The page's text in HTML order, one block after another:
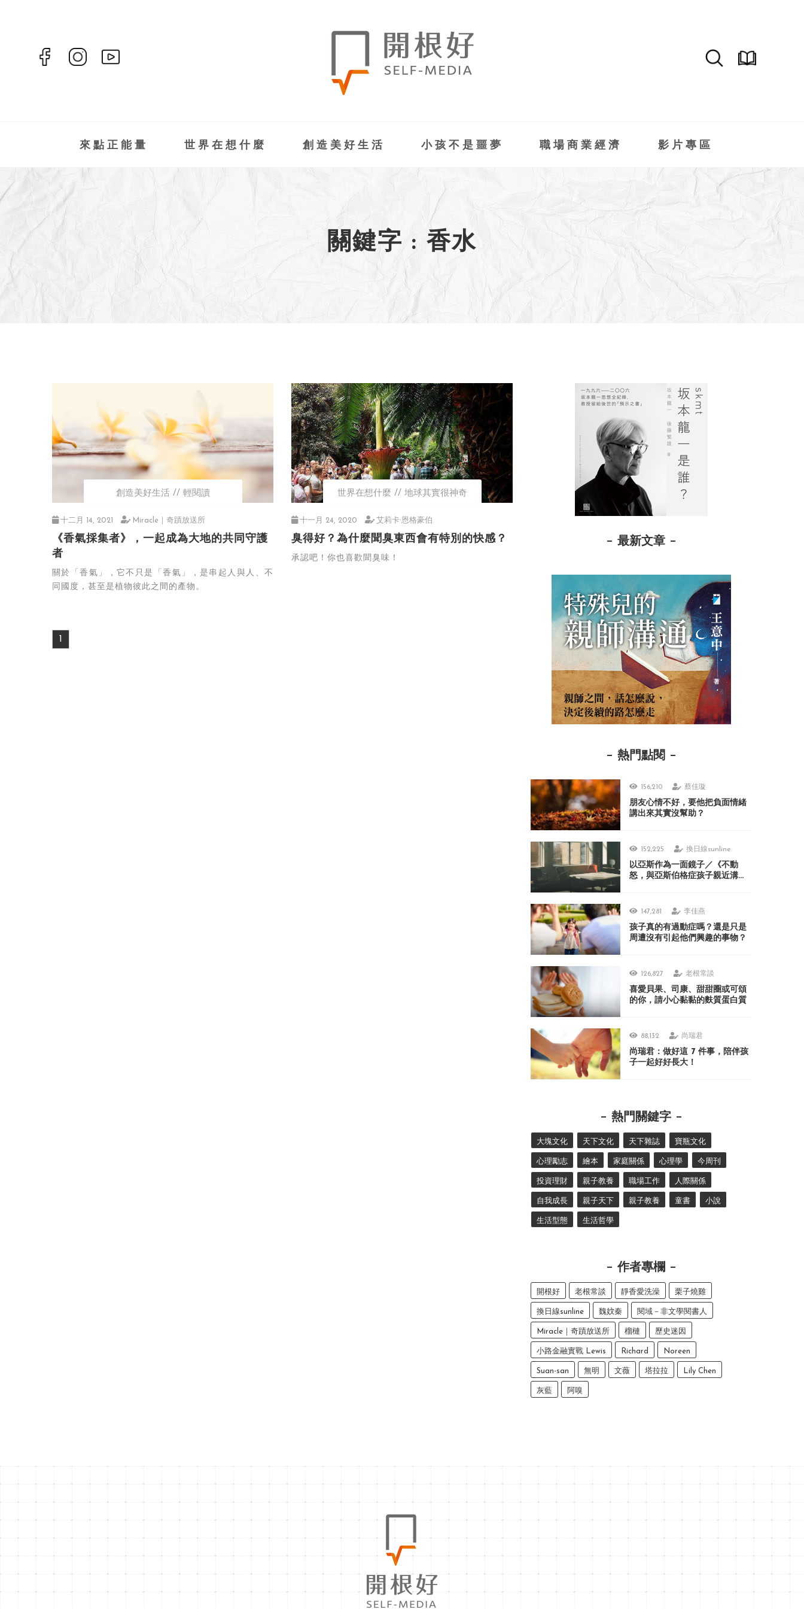
來點正能量 世界在想什麼 創造美好生活 小孩不是噩夢 職場商業經濟 影片專區
關鍵字 : 香水
創造美好生活 輕閱讀
十二月 14, 2021 Miracle｜奇蹟放送所
《香氣採集者》，一起成為大地的共同守護
者
關於「香氣」，它不只是「香氣」，是串起人與人、不
同國度，甚至是植物彼此之間的產物。
世界在想什麼 地球其實很神奇
十一月 24, 2020 艾莉卡·恩格豪伯
臭得好？為什麼聞臭東西會有特別的快感？
承認吧！你也喜歡聞臭味！
1
最新文章
熱門點閱
156,210 蔡佳璇
朋友心情不好，要他把負面情緒
講出來其實沒幫助？
152,225 換日線sunline
以亞斯作為一面鏡子／《不動
怒，與亞斯伯格症孩子親近溝
147,281 李佳燕
孩子真的有過動症嗎？還是只是
周遭沒有引起他們興趣的事物？
126,827 老根常談
喜愛貝果、司康、甜甜圈或可頌
的你，請小心黏黏的麩質蛋白質
88,132 尚瑞君
尚瑞君：做好這 7 件事，陪伴孩
子一起好好長大！
熱門關鍵字
大塊文化 天下文化 天下雜誌 寶瓶文化
心理勵志 繪本 家庭關係 心理學 今周刊
投資理財 親子教養 職場工作 人際關係
自我成長 親子天下 親子教養 童書 小說
生活型態 生活哲學
作者專欄
開根好 老根常談 靜香愛洗澡 栗子燒雞
換日線sunline 魏妏秦 閱域－非文學閱書人
Miracle｜奇蹟放送所 榴槤 歷史迷因
小路金融實戰 Lewis Richard Noreen
Suan-san 無明 文薇 塔拉拉 Lily Chen
灰藍 阿嗅